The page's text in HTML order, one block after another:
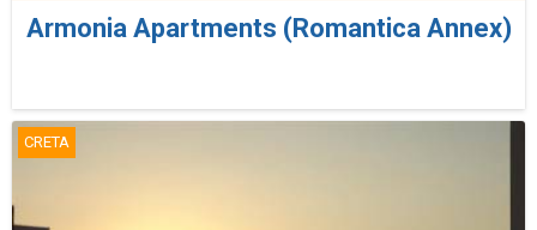
Armonia Apartments (Romantica Annex)
CRETA